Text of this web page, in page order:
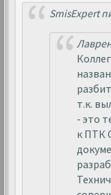
SmisExpert
т.к.
- это
к ПТК